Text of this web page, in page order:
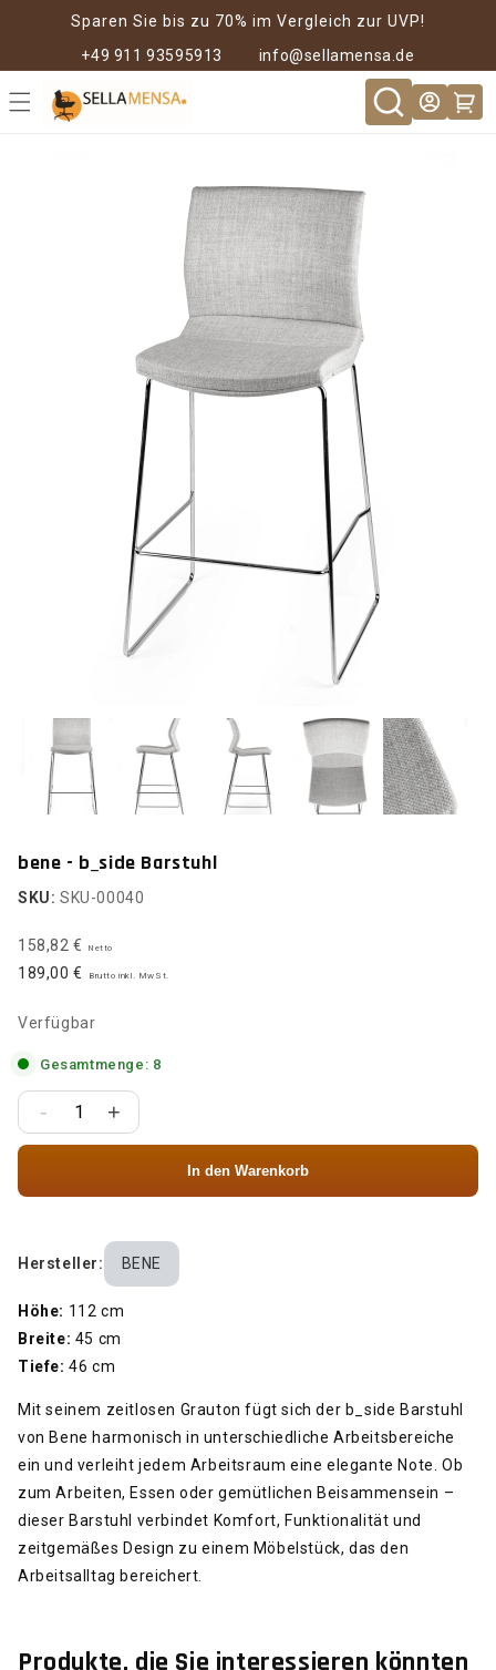
Sparen Sie bis zu 70% im Vergleich zur UVP!
+49 911 93595913
info@sellamensa.de
bene - b_side Barstuhl
SKU: SKU-00040
158,82 € Netto
189,00 € Brutto inkl. MwSt.
Verfügbar
Gesamtmenge: 8
- +
In den Warenkorb
Hersteller: BENE
Höhe: 112 cm
Breite: 45 cm
Tiefe: 46 cm
Mit seinem zeitlosen Grauton fügt sich der b_side Barstuhl
von Bene harmonisch in unterschiedliche Arbeitsbereiche
ein und verleiht jedem Arbeitsraum eine elegante Note. Ob
zum Arbeiten, Essen oder gemütlichen Beisammensein –
dieser Barstuhl verbindet Komfort, Funktionalität und
zeitgemäßes Design zu einem Möbelstück, das den
Arbeitsalltag bereichert.
Produkte, die Sie interessieren könnten